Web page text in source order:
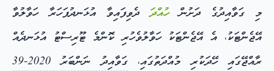
މި ގަވާއިދުގެ ދަށުންހުއްދަދެވިފައިވާ އުޅަނދުފަހަރާ ހަވާލުވާ
އޭޖެންޓަކު، އެ އޭޖެންޓަކު ހަވާލުވެހުރި ކޮންމެ ޓޫރިސްޓު އުޅަނދެއް
ރާއްޖޭގައި ހޭދަކުރި މުއްދަތުގައި،ގަވާއިދު ނަންބަރު 2020-39